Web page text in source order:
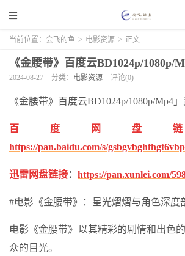
当前位置： 会飞的鱼 > 电影资源 > 正文
《金腰带》百度云BD1024p/1080p/
2024-08-27 分类： 电影资源 评论(0)
《金腰带》百度云BD1024p/1080p/Mp4
百度网盘
https://pan.baidu.com/s/
迅雷网盘链接： https://pan.xunlei.com/
#电影《金腰带》：星光熠熠与角色深度
电影《金腰带》以其精彩的剧情和出色
众的目光。